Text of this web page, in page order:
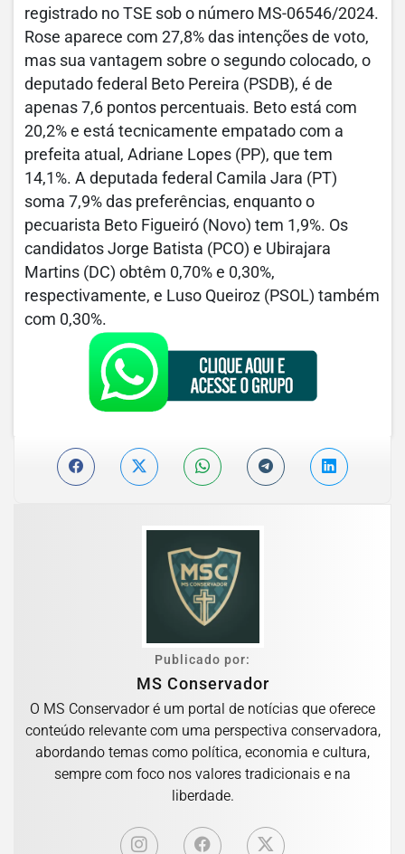
registrado no TSE sob o número MS-06546/2024.
Rose aparece com 27,8% das intenções de voto,
mas sua vantagem sobre o segundo colocado, o
deputado federal Beto Pereira (PSDB), é de
apenas 7,6 pontos percentuais. Beto está com
20,2% e está tecnicamente empatado com a
prefeita atual, Adriane Lopes (PP), que tem
14,1%. A deputada federal Camila Jara (PT)
soma 7,9% das preferências, enquanto o
pecuarista Beto Figueiró (Novo) tem 1,9%. Os
candidatos Jorge Batista (PCO) e Ubirajara
Martins (DC) obtêm 0,70% e 0,30%,
respectivamente, e Luso Queiroz (PSOL) também
com 0,30%.
Publicado por:
MS Conservador
O MS Conservador é um portal de notícias que oferece
conteúdo relevante com uma perspectiva conservadora,
abordando temas como política, economia e cultura,
sempre com foco nos valores tradicionais e na
liberdade.